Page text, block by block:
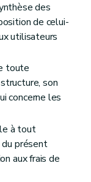
des
de celui-
utilisateurs
toute
son
concerne les
à tout
présent
aux frais de